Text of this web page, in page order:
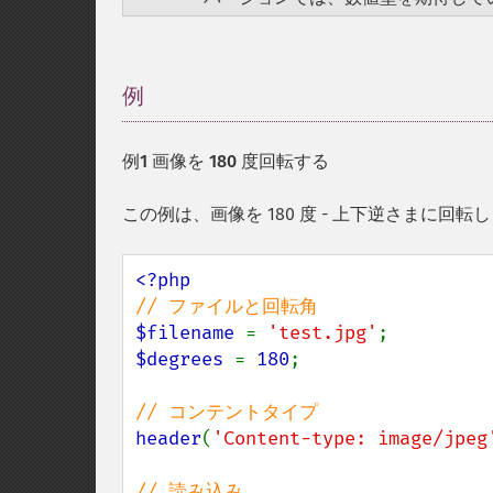
例
例1 画像を 180 度回転する
この例は、画像を 180 度 - 上下逆さまに回転
$filename = 'test.jpg'
$degrees = 180;
header( 'Content-type: image/jpeg'